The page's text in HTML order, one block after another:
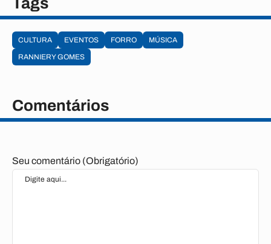
CULTURA EVENTOS FORRO
MÚSICA
RANNIERY GOMES
Comentários
Seu comentário (Obrigatório)